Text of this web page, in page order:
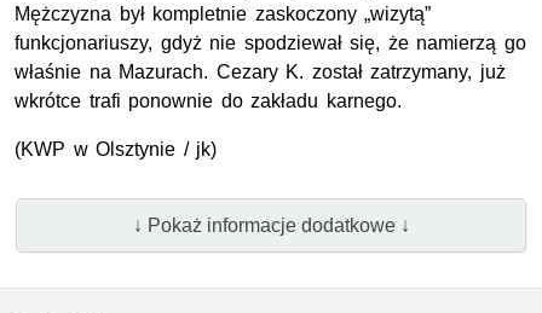
Mężczyzna był kompletnie zaskoczony „wizytą”
funkcjonariuszy, gdyż nie spodziewał się, że namierzą go
właśnie na Mazurach. Cezary K. został zatrzymany, już
wkrótce trafi ponownie do zakładu karnego.
(KWP w Olsztynie / jk)
↓ Pokaż informacje dodatkowe ↓